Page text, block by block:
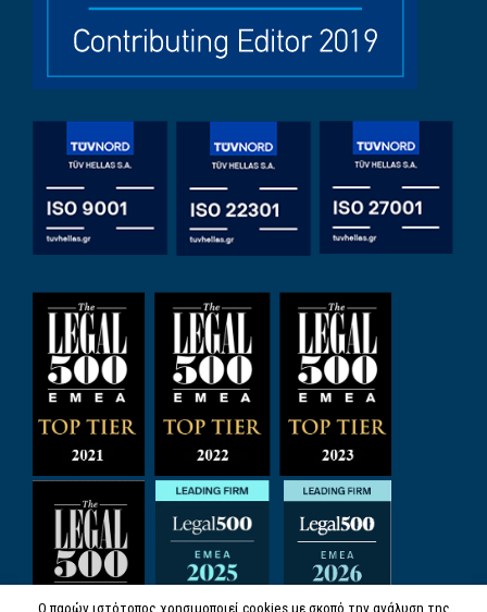
Ο παρών ιστότοπος χρησιμοποιεί cookies με σκοπό την ανάλυση της